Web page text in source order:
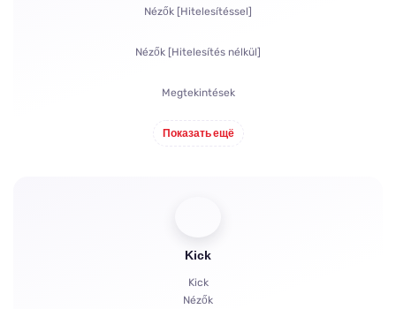
Nézők [Hitelesítéssel]
Nézők [Hitelesítés nélkül]
Megtekintések
Показать ещё
Kick
Kick
Nézők